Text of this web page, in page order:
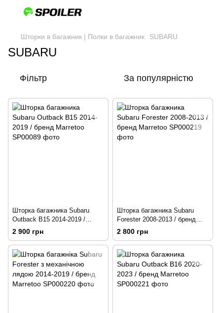
Шторки в багажник | Полки в багажник SUBARU
SUBARU
Фільтр За популярністю
Шторка багажника Subaru
Outback B15 2014-2019 /
бренд Marretoo
2 900 грн
Шторка багажника Subaru
Forester 2008-2013 / бренд
Marretoo
2 800 грн